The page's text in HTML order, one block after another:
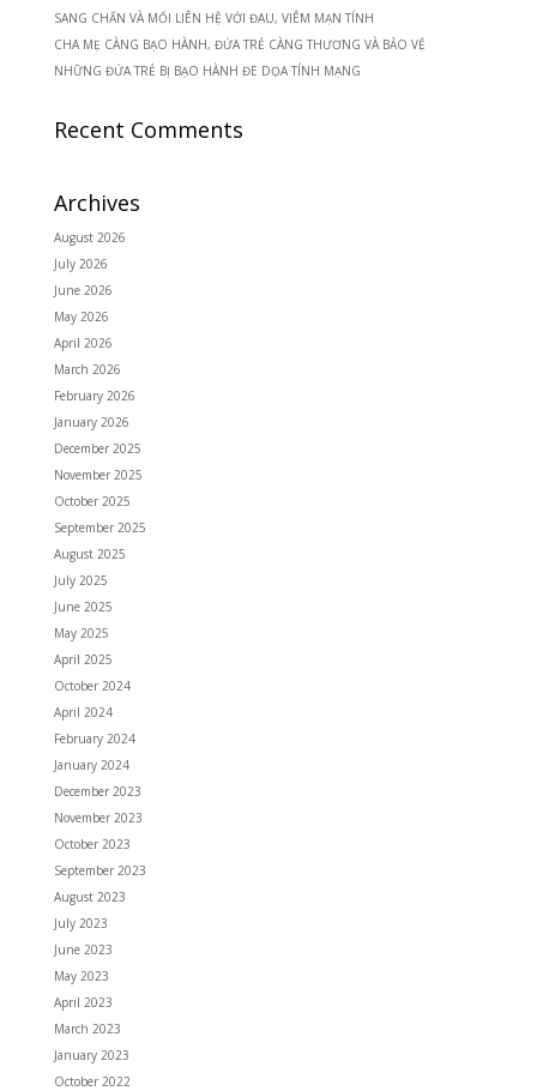
SANG CHẤN VÀ MỐI LIÊN HỆ VỚI ĐAU, VIÊM MẠN TÍNH
CHA MẸ CÀNG BẠO HÀNH, ĐỨA TRẺ CÀNG THƯƠNG VÀ BẢO VỆ
NHỮNG ĐỨA TRẺ BỊ BẠO HÀNH ĐE DỌA TÍNH MẠNG
Recent Comments
Archives
August 2026
July 2026
June 2026
May 2026
April 2026
March 2026
February 2026
January 2026
December 2025
November 2025
October 2025
September 2025
August 2025
July 2025
June 2025
May 2025
April 2025
October 2024
April 2024
February 2024
January 2024
December 2023
November 2023
October 2023
September 2023
August 2023
July 2023
June 2023
May 2023
April 2023
March 2023
January 2023
October 2022